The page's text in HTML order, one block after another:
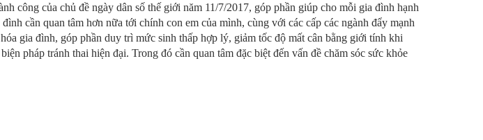
công của chủ đề ngày dân số thế giới năm 11/7/2017, góp phần giúp cho mỗi gia đình hạnh
cần quan tâm hơn nữa tới chính con em của mình, cùng với các cấp các ngành đẩy mạnh
gia đình, góp phần duy trì mức sinh thấp hợp lý, giảm tốc độ mất cân bằng giới tính khi
pháp tránh thai hiện đại. Trong đó cần quan tâm đặc biệt đến vấn đề chăm sóc sức khỏe